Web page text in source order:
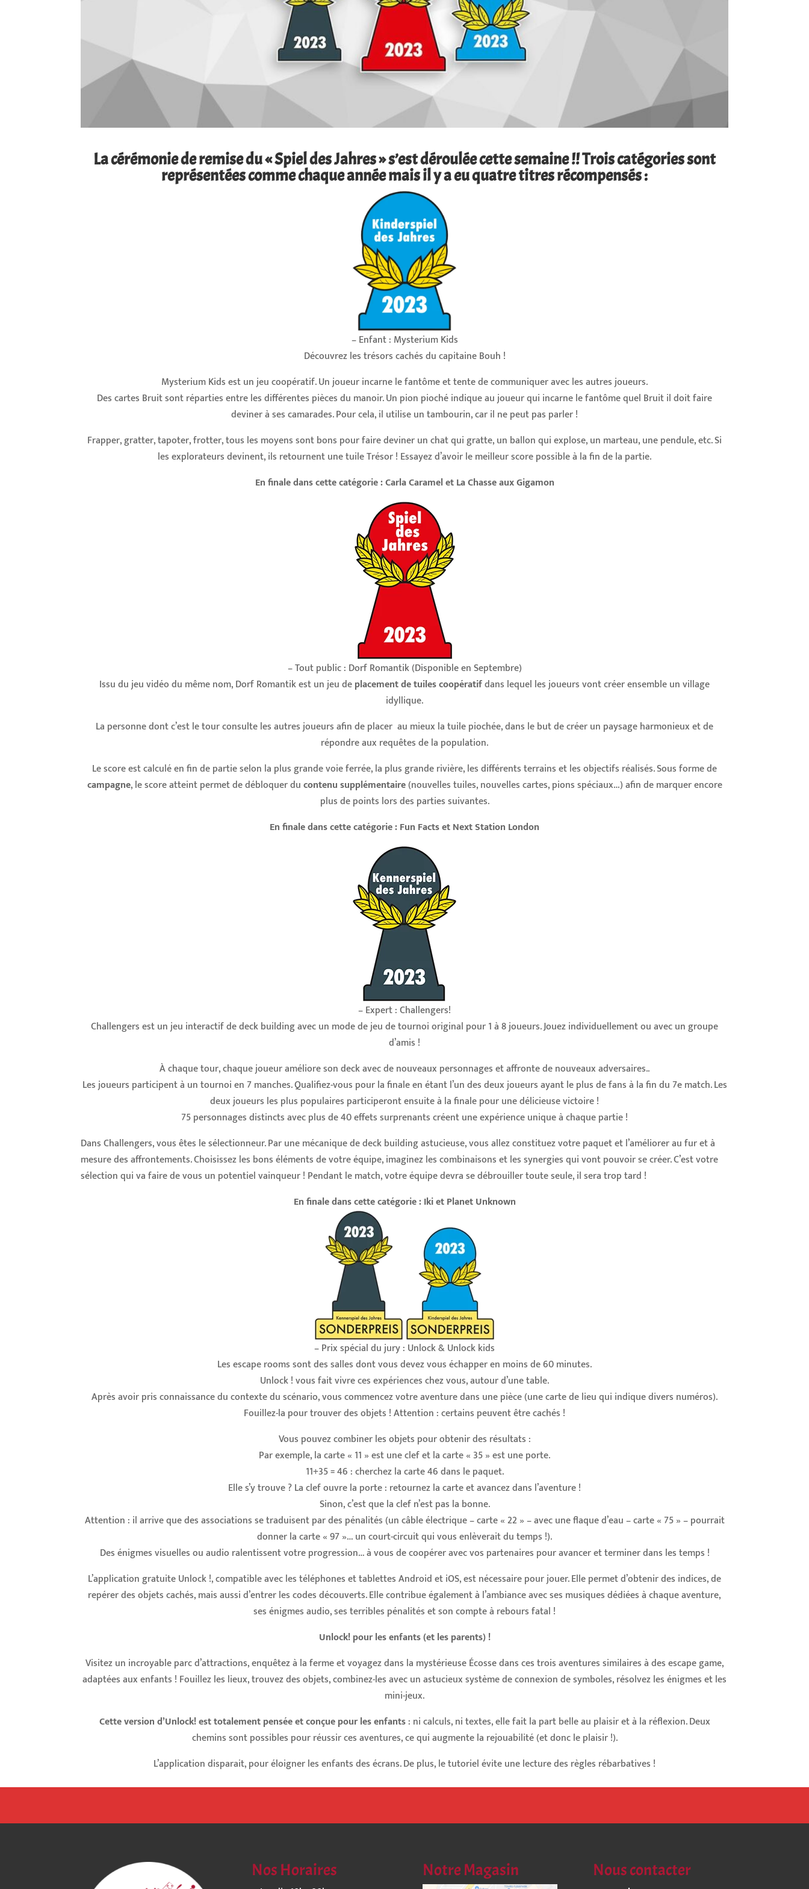
La cérémonie de remise du « Spiel des Jahres » s’est déroulée cette semaine !! Trois catégories sont
représentées comme chaque année mais il y a eu quatre titres récompensés :
– Enfant : Mysterium Kids
Découvrez les trésors cachés du capitaine Bouh !
Mysterium Kids est un jeu coopératif. Un joueur incarne le fantôme et tente de communiquer avec les autres joueurs.
Des cartes Bruit sont réparties entre les différentes pièces du manoir. Un pion pioché indique au joueur qui incarne le fantôme quel Bruit il doit faire
deviner à ses camarades. Pour cela, il utilise un tambourin, car il ne peut pas parler !
Frapper, gratter, tapoter, frotter, tous les moyens sont bons pour faire deviner un chat qui gratte, un ballon qui explose, un marteau, une pendule, etc. Si
les explorateurs devinent, ils retournent une tuile Trésor ! Essayez d’avoir le meilleur score possible à la fin de la partie.
En finale dans cette catégorie : Carla Caramel et La Chasse aux Gigamon
– Tout public : Dorf Romantik (Disponible en Septembre)
Issu du jeu vidéo du même nom, Dorf Romantik est un jeu deplacement de tuiles coopératifdans lequel les joueurs vont créer ensemble un village
idyllique.
La personne dont c’est le tour consulte les autres joueurs afin de placer au mieux la tuile piochée, dans le but de créer un paysage harmonieux et de
répondre aux requêtes de la population.
Le score est calculé en fin de partie selon la plus grande voie ferrée, la plus grande rivière, les différents terrains et les objectifs réalisés. Sous forme de
campagne, le score atteint permet de débloquer ducontenu supplémentaire(nouvelles tuiles, nouvelles cartes, pions spéciaux…) afin de marquer encore
plus de points lors des parties suivantes.
En finale dans cette catégorie : Fun Facts et Next Station London
– Expert : Challengers!
Challengers est un jeu interactif de deck building avec un mode de jeu de tournoi original pour 1 à 8 joueurs. Jouez individuellement ou avec un groupe
d’amis !
À chaque tour, chaque joueur améliore son deck avec de nouveaux personnages et affronte de nouveaux adversaires..
Les joueurs participent à un tournoi en 7 manches. Qualifiez-vous pour la finale en étant l’un des deux joueurs ayant le plus de fans à la fin du 7e match. Les
deux joueurs les plus populaires participeront ensuite à la finale pour une délicieuse victoire !
75 personnages distincts avec plus de 40 effets surprenants créent une expérience unique à chaque partie !
Dans Challengers, vous êtes le sélectionneur. Par une mécanique de deck building astucieuse, vous allez constituez votre paquet et l’améliorer au fur et à
mesure des affrontements. Choisissez les bons éléments de votre équipe, imaginez les combinaisons et les synergies qui vont pouvoir se créer. C’est votre
sélection qui va faire de vous un potentiel vainqueur ! Pendant le match, votre équipe devra se débrouiller toute seule, il sera trop tard !
En finale dans cette catégorie : Iki et Planet Unknown
– Prix spécial du jury : Unlock & Unlock kids
Les escape rooms sont des salles dont vous devez vous échapper en moins de 60 minutes.
Unlock ! vous fait vivre ces expériences chez vous, autour d’une table.
Après avoir pris connaissance du contexte du scénario, vous commencez votre aventure dans une pièce (une carte de lieu qui indique divers numéros).
Fouillez-la pour trouver des objets ! Attention : certains peuvent être cachés !
Vous pouvez combiner les objets pour obtenir des résultats :
Par exemple, la carte « 11 » est une clef et la carte « 35 » est une porte.
11+35 = 46 : cherchez la carte 46 dans le paquet.
Elle s’y trouve ? La clef ouvre la porte : retournez la carte et avancez dans l’aventure !
Sinon, c’est que la clef n’est pas la bonne.
Attention : il arrive que des associations se traduisent par des pénalités (un câble électrique – carte « 22 » – avec une flaque d’eau – carte « 75 » – pourrait
donner la carte « 97 »… un court-circuit qui vous enlèverait du temps !).
Des énigmes visuelles ou audio ralentissent votre progression… à vous de coopérer avec vos partenaires pour avancer et terminer dans les temps !
L’application gratuite Unlock !, compatible avec les téléphones et tablettes Android et iOS, est nécessaire pour jouer. Elle permet d’obtenir des indices, de
repérer des objets cachés, mais aussi d’entrer les codes découverts. Elle contribue également à l’ambiance avec ses musiques dédiées à chaque aventure,
ses énigmes audio, ses terribles pénalités et son compte à rebours fatal !
Unlock! pour les enfants (et les parents) !
Visitez un incroyable parc d’attractions, enquêtez à la ferme et voyagez dans la mystérieuse Écosse dans ces trois aventures similaires à des escape game,
adaptées aux enfants ! Fouillez les lieux, trouvez des objets, combinez-les avec un astucieux système de connexion de symboles, résolvez les énigmes et les
mini-jeux.
Cette version d’Unlock! est totalement pensée et conçue pour les enfants: ni calculs, ni textes, elle fait la part belle au plaisir et à la réflexion. Deux
chemins sont possibles pour réussir ces aventures, ce qui augmente la rejouabilité (et donc le plaisir !).
L’application disparait, pour éloigner les enfants des écrans. De plus, le tutoriel évite une lecture des règles rébarbatives !
Nos Horaires Notre Magasin Nous contacter